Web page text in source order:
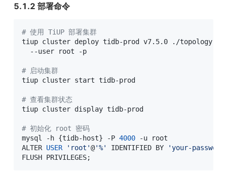
5.1.2 部署命令
# 使用 TiUP 部署集群
tiup cluster deploy tidb-prod v7.5.0 ./
  --user root -p
# 启动集群
tiup cluster start tidb-prod
# 查看集群状态
tiup cluster display tidb-prod
# 初始化 root 密码
mysql -h {tidb-host} -P 4000 -u root
ALTER USER 'root'@'%' IDENTIFIED BY
'your-
FLUSH PRIVILEGES;